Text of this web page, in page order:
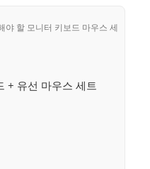
+ 유선 마우스 세트